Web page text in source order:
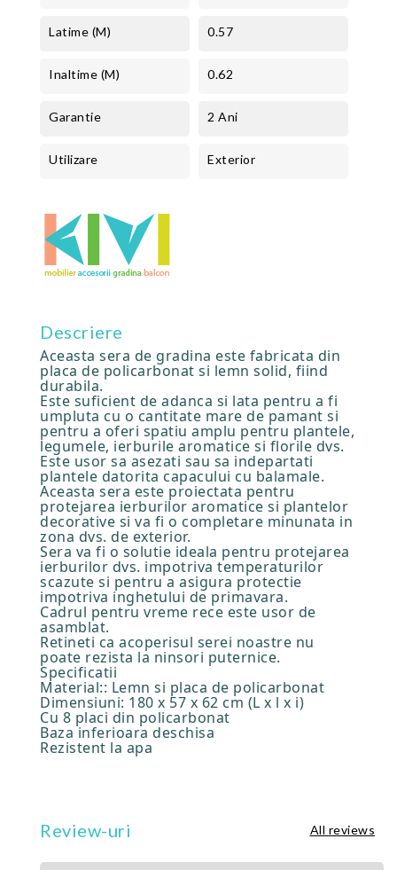
Latime (m) 0.57
Inaltime (m) 0.62
Garantie 2 Ani
Utilizare Exterior
Descriere
Aceasta sera de gradina este fabricata din
placa de policarbonat si lemn solid, fiind
durabila.
Este suficient de adanca si lata pentru a fi
umpluta cu o cantitate mare de pamant si
pentru a oferi spatiu amplu pentru plantele,
legumele, ierburile aromatice si florile dvs.
Este usor sa asezati sau sa indepartati
plantele datorita capacului cu balamale.
Aceasta sera este proiectata pentru
protejarea ierburilor aromatice si plantelor
decorative si va fi o completare minunata in
zona dvs. de exterior.
Sera va fi o solutie ideala pentru protejarea
ierburilor dvs. impotriva temperaturilor
scazute si pentru a asigura protectie
impotriva inghetului de primavara.
Cadrul pentru vreme rece este usor de
asamblat.
Retineti ca acoperisul serei noastre nu
poate rezista la ninsori puternice.
Specificatii
Material:: Lemn si placa de policarbonat
Dimensiuni: 180 x 57 x 62 cm (L x l x i)
Cu 8 placi din policarbonat
Baza inferioara deschisa
Rezistent la apa
Review-uri All reviews